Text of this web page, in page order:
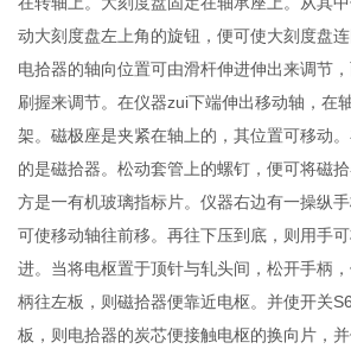
动大刻度盘左上角的旋钮，便可使大刻度盘连
电拾器的轴向位置可由滑杆伸进伸出来调节
刷握来调节。在仪器zui下端伸出移动轴，在
架。磁极座是夹紧在轴上的，其位置可移动
的是磁拾器。松动套管上的螺钉，便可将磁
方是一有机玻璃指标片。仪器右边有一操纵
可使移动轴往前移。再往下压到底，则用手
进。当将电枢置于顶针与轧头间，松开手柄
柄往左板，则磁拾器便靠近电枢。并使开关
板，则电拾器的炭芯便接触电枢的换向片，并